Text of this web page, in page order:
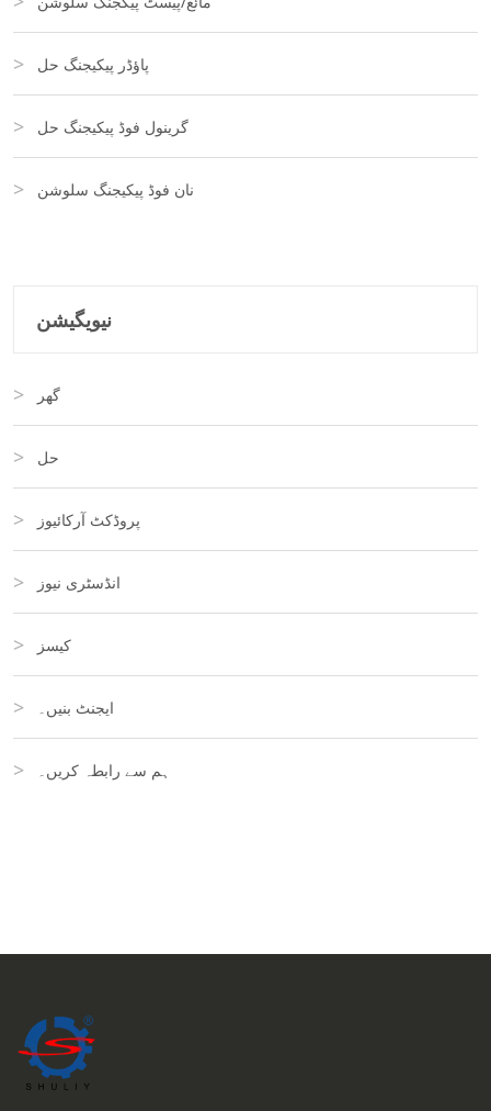
پاؤڈر پیکیجنگ حل
گرینول فوڈ پیکیجنگ حل
نان فوڈ پیکیجنگ سلوشن
نیویگیشن
گھر
حل
پروڈکٹ آرکائیوز
انڈسٹری نیوز
کیسز
ایجنٹ بنیں۔
ہم سے رابطہ کریں۔